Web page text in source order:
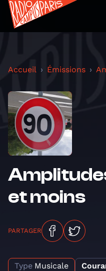
Accueil Émissions
et moins
PARTAGER
Type Musicale